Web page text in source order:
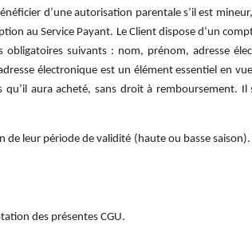
d’une autorisation parentale s’il est
au Service Payant. Le Client dispose d’un
suivants : nom, prénom, adresse
électronique est un élément essentiel en
aura acheté, sans droit à remboursement.
leur période de validité (haute ou basse
des présentes CGU.